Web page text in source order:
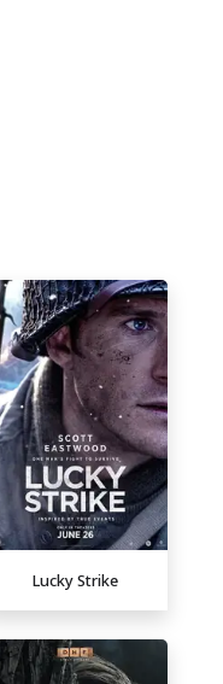
Lucky Strike